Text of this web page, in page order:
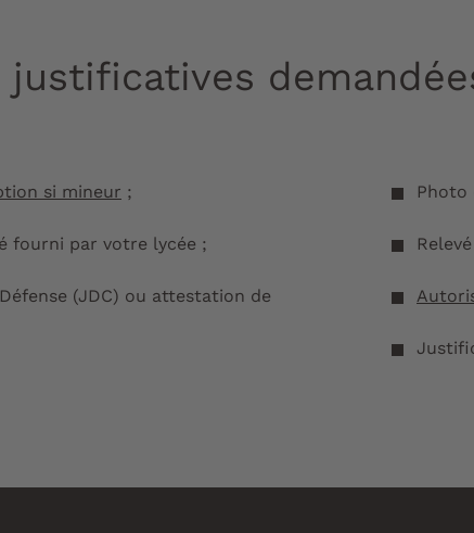
justificatives
si mineur ;
fourni par votre lycée ;
(JDC) ou attestation de
Photo